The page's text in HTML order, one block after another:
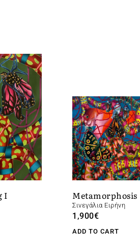
I Metamorphosis
Σινεγάλια Ειρήνη
1,900€
ADD TO CART